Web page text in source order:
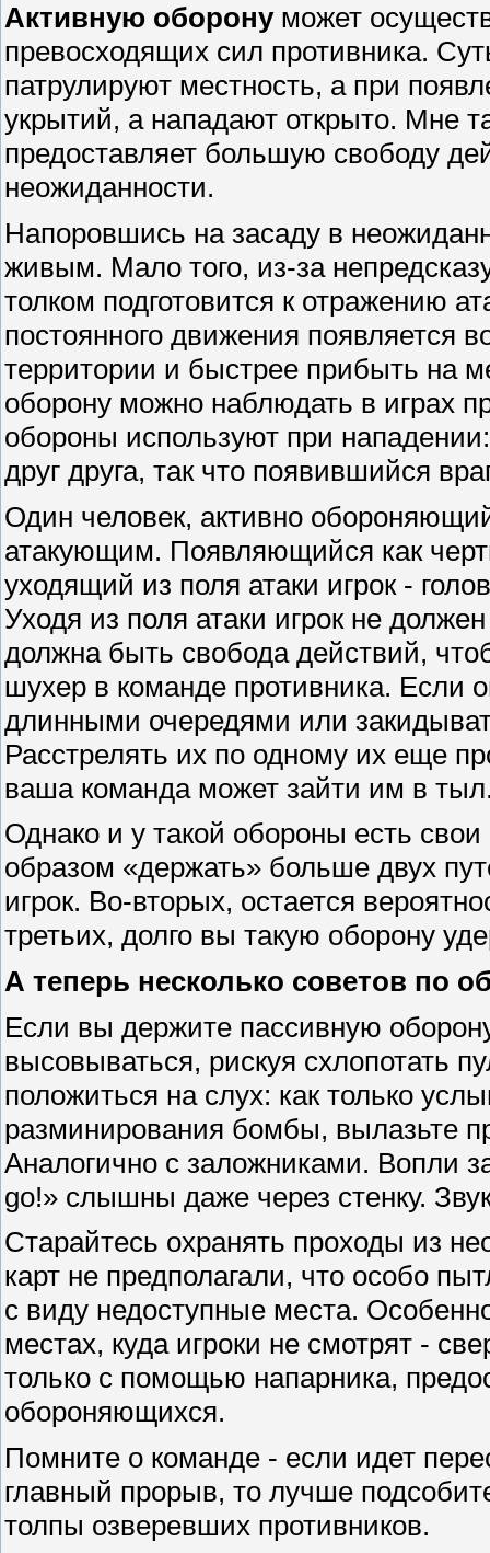
Активную оборонуможет
превосходящих сил противника.
патрулируют местность, а при
укрытий, а нападают открыто. Мне
предоставляет большую свободу
неожиданности.
Напоровшись на засаду в
живым. Мало того, из-за
толком подготовится к отражению
постоянного движения появляется
территории и быстрее прибыть на
оборону можно наблюдать в играх
обороны используют при
друг друга, так что появившийся
Один человек, активно
атакующим. Появляющийся как
уходящий из поля атаки игрок -
Уходя из поля атаки игрок не
должна быть свобода действий,
шухер в команде противника. Если
длинными очередями или
Расстрелять их по одному их еще
ваша команда может зайти им в
Однако и у такой обороны есть
образом «держать» больше двух
игрок. Во-вторых, остается
третьих, долго вы такую оборону
А теперь несколько советов по
Если вы держите пассивную
высовываться, рискуя схлопотать
положиться на слух: как только
разминирования бомбы, вылазьте
Аналогично с заложниками. Вопли
go!» слышны даже через стенку.
Старайтесь охранять проходы из
карт не предполагали, что особо
с виду недоступные места.
местах, куда игроки не смотрят -
только с помощью напарника,
обороняющихся.
Помните о команде - если идет
главный прорыв, то лучше
толпы озверевших противников.